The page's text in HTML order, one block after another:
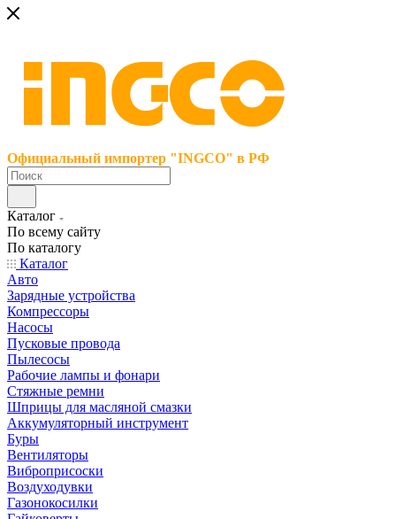
Официальный импортер "INGCO" в РФ
Каталог
По всему сайту
По каталогу
Каталог
Авто
Зарядные устройства
Компрессоры
Насосы
Пусковые провода
Пылесосы
Рабочие лампы и фонари
Стяжные ремни
Шприцы для масляной смазки
Аккумуляторный инструмент
Буры
Вентиляторы
Виброприсоски
Воздуходувки
Газонокосилки